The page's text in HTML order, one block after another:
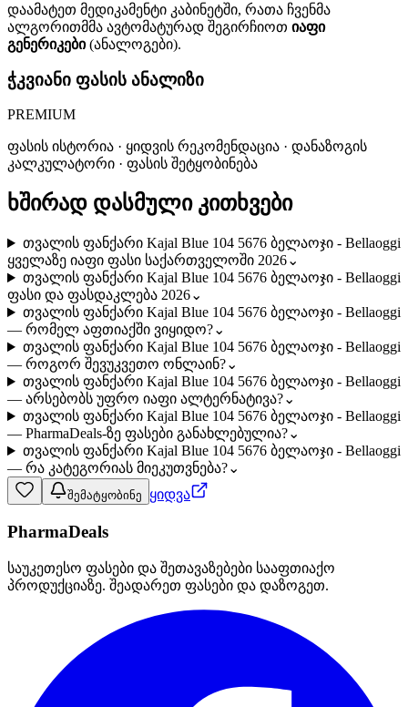
დაამატეთ მედიკამენტი კაბინეტში, რათა ჩვენმა
ალგორითმმა ავტომატურად შეგირჩიოთ იაფი
გენერიკები(ანალოგები).
ჭკვიანი ფასის ანალიზი
PREMIUM
ფასის ისტორია · ყიდვის რეკომენდაცია · დანაზოგის
კალკულატორი · ფასის შეტყობინება
ხშირად დასმული კითხვები
თვალის ფანქარი Kajal Blue 104 5676 ბელაოჯი - Bellaoggi
ყველაზე იაფი ფასი საქართველოში 2026⌄
თვალის ფანქარი Kajal Blue 104 5676 ბელაოჯი - Bellaoggi
ფასი და ფასდაკლება 2026⌄
თვალის ფანქარი Kajal Blue 104 5676 ბელაოჯი - Bellaoggi
— რომელ აფთიაქში ვიყიდო?⌄
თვალის ფანქარი Kajal Blue 104 5676 ბელაოჯი - Bellaoggi
— როგორ შევუკვეთო ონლაინ?⌄
თვალის ფანქარი Kajal Blue 104 5676 ბელაოჯი - Bellaoggi
— არსებობს უფრო იაფი ალტერნატივა?⌄
თვალის ფანქარი Kajal Blue 104 5676 ბელაოჯი - Bellaoggi
— PharmaDeals-ზე ფასები განახლებულია?⌄
თვალის ფანქარი Kajal Blue 104 5676 ბელაოჯი - Bellaoggi
— რა კატეგორიას მიეკუთვნება?⌄
შემატყობინე ყიდვა
PharmaDeals
საუკეთესო ფასები და შეთავაზებები სააფთიაქო
პროდუქციაზე. შეადარეთ ფასები და დაზოგეთ.